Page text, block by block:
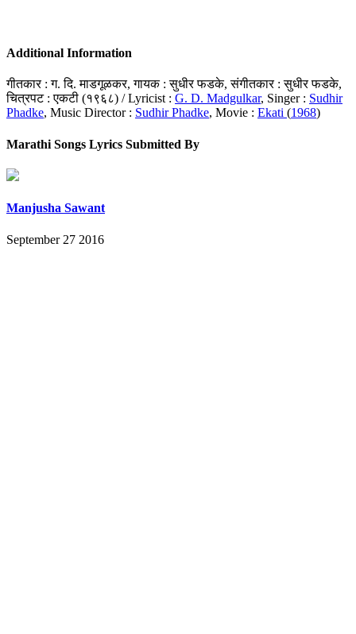
Additional Information
गीतकार : ग. दि. माडगूळकर, गायक : सुधीर फडके, संगीतकार : सुधीर फडके,
चित्रपट : एकटी (१९६८) / Lyricist : G. D. Madgulkar, Singer : Sudhir
Phadke, Music Director : Sudhir Phadke, Movie : Ekati (1968)
Marathi Songs Lyrics Submitted By
Manjusha Sawant
September 27 2016